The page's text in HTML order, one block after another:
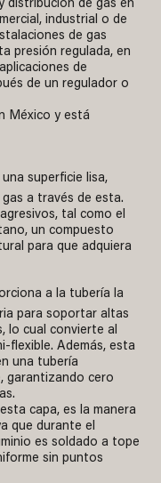
industrial o de
de gas
presión regulada, en
de
de un regulador o
México y está
superficie lisa,
a través de esta.
tal como el
un compuesto
para que adquiera
a la tubería la
para soportar altas
lo cual convierte al
flexible. Además, esta
una tubería
garantizando cero
capa, es la manera
que durante el
es soldado a tope
sin puntos